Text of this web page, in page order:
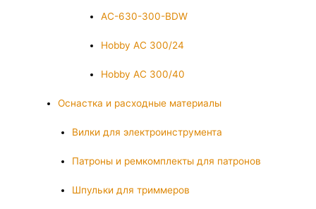
AC-630-300-BDW
Hobby AC 300/24
Hobby AC 300/40
Оснастка и расходные материалы
Вилки для электроинструмента
Патроны и ремкомплекты для патронов
Шпульки для триммеров